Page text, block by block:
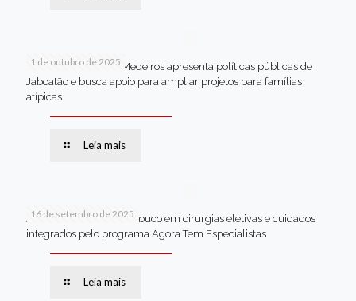
1 de outubro de 2025
Em Brasília, Andréa Medeiros apresenta políticas públicas de
Jaboatão e busca apoio para ampliar projetos para famílias
atípicas
Leia mais
16 de setembro de 2025
Jaboatão lidera Pernambuco em cirurgias eletivas e cuidados
integrados pelo programa Agora Tem Especialistas
Leia mais